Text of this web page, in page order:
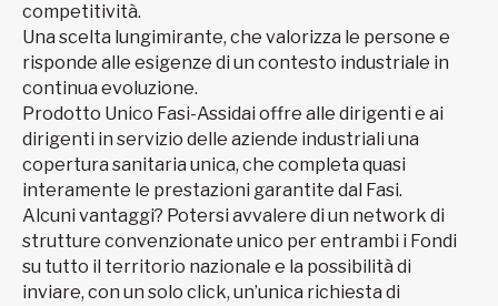
competitività.
Una scelta lungimirante, che valorizza le persone e
risponde alle esigenze di un contesto industriale in
continua evoluzione.
Prodotto Unico Fasi-Assidai offre alle dirigenti e ai
dirigenti in servizio delle aziende industriali una
copertura sanitaria unica, che completa quasi
interamente le prestazioni garantite dal Fasi.
Alcuni vantaggi? Potersi avvalere di un network di
strutture convenzionate unico per entrambi i Fondi
su tutto il territorio nazionale e la possibilità di
inviare, con un solo click, un’unica richiesta di